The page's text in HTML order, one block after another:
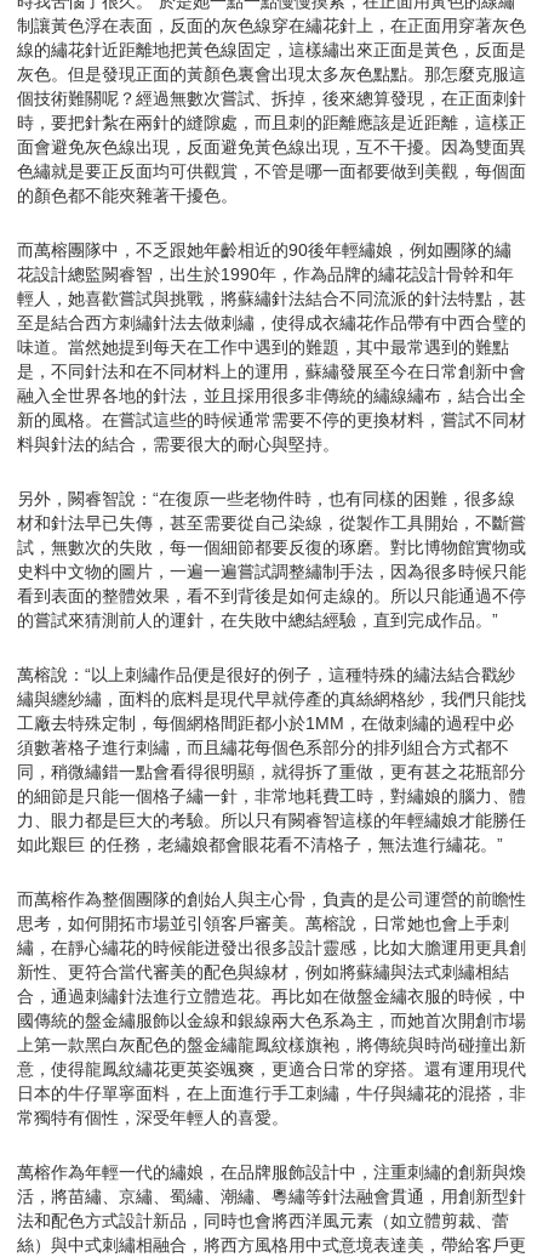
制讓黃色浮在表面，反面的灰色線穿在繡花針上，在正面用穿著灰色
線的繡花針近距離地把黃色線固定，這樣繡出來正面是黃色，反面是
灰色。但是發現正面的黃顏色裏會出現太多灰色點點。那怎麼克服這
個技術難關呢？經過無數次嘗試、拆掉，後來總算發現，在正面刺針
時，要把針紮在兩針的縫隙處，而且刺的距離應該是近距離，這樣正
面會避免灰色線出現，反面避免黃色線出現，互不干擾。因為雙面異
色繡就是要正反面均可供觀賞，不管是哪一面都要做到美觀，每個面
的顏色都不能夾雜著干擾色。
而萬榕團隊中，不乏跟她年齡相近的90後年輕繡娘，例如團隊的繡
花設計總監闕睿智，出生於1990年，作為品牌的繡花設計骨幹和年
輕人，她喜歡嘗試與挑戰，將蘇繡針法結合不同流派的針法特點，甚
至是結合西方刺繡針法去做刺繡，使得成衣繡花作品帶有中西合璧的
味道。當然她提到每天在工作中遇到的難題，其中最常遇到的難點
是，不同針法和在不同材料上的運用，蘇繡發展至今在日常創新中會
融入全世界各地的針法，並且採用很多非傳統的繡線繡布，結合出全
新的風格。在嘗試這些的時候通常需要不停的更換材料，嘗試不同材
料與針法的結合，需要很大的耐心與堅持。
另外，闕睿智說：“在復原一些老物件時，也有同樣的困難，很多線
材和針法早已失傳，甚至需要從自己染線，從製作工具開始，不斷嘗
試，無數次的失敗，每一個細節都要反復的琢磨。對比博物館實物或
史料中文物的圖片，一遍一遍嘗試調整繡制手法，因為很多時候只能
看到表面的整體效果，看不到背後是如何走線的。所以只能通過不停
的嘗試來猜測前人的運針，在失敗中總結經驗，直到完成作品。”
萬榕說：“以上刺繡作品便是很好的例子，這種特殊的繡法結合戳紗
繡與纏紗繡，面料的底料是現代早就停產的真絲網格紗，我們只能找
工廠去特殊定制，每個網格間距都小於1MM，在做刺繡的過程中必
須數著格子進行刺繡，而且繡花每個色系部分的排列組合方式都不
同，稍微繡錯一點會看得很明顯，就得拆了重做，更有甚之花瓶部分
的細節是只能一個格子繡一針，非常地耗費工時，對繡娘的腦力、體
力、眼力都是巨大的考驗。所以只有闕睿智這樣的年輕繡娘才能勝任
如此艱巨 的任務，老繡娘都會眼花看不清格子，無法進行繡花。”
而萬榕作為整個團隊的創始人與主心骨，負責的是公司運營的前瞻性
思考，如何開拓市場並引領客戶審美。萬榕說，日常她也會上手刺
繡，在靜心繡花的時候能迸發出很多設計靈感，比如大膽運用更具創
新性、更符合當代審美的配色與線材，例如將蘇繡與法式刺繡相結
合，通過刺繡針法進行立體造花。再比如在做盤金繡衣服的時候，中
國傳統的盤金繡服飾以金線和銀線兩大色系為主，而她首次開創市場
上第一款黑白灰配色的盤金繡龍鳳紋樣旗袍，將傳統與時尚碰撞出新
意，使得龍鳳紋繡花更英姿颯爽，更適合日常的穿搭。還有運用現代
日本的牛仔單寧面料，在上面進行手工刺繡，牛仔與繡花的混搭，非
常獨特有個性，深受年輕人的喜愛。
萬榕作為年輕一代的繡娘，在品牌服飾設計中，注重刺繡的創新與煥
活，將苗繡、京繡、蜀繡、潮繡、粵繡等針法融會貫通，用創新型針
法和配色方式設計新品，同時也會將西洋風元素（如立體剪裁、蕾
絲）與中式刺繡相融合，將西方風格用中式意境表達美，帶給客戶更